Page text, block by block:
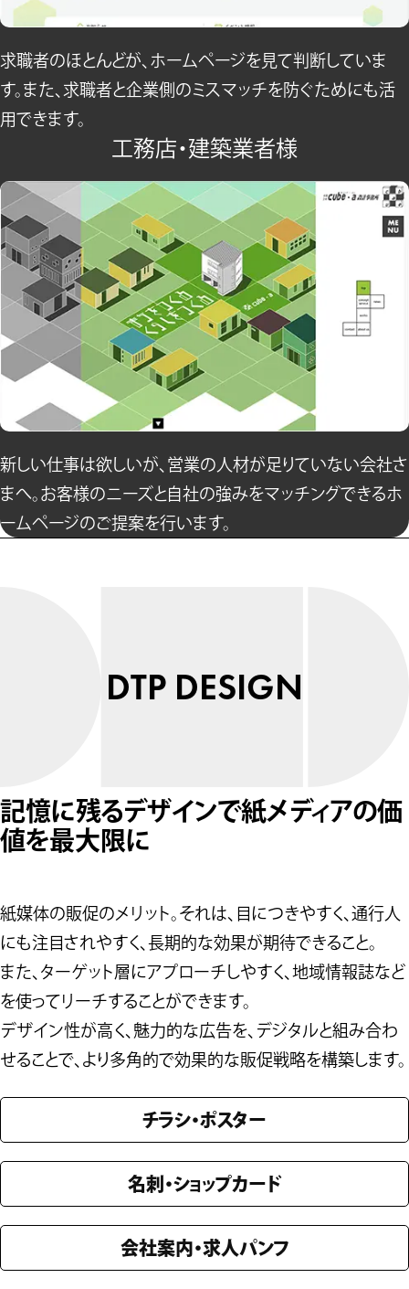
求職者のほとんどが、ホームページを見て判断していま
す。また、求職者と企業側のミスマッチを防ぐためにも活
用できます。
工務店・建築業者様
新しい仕事は欲しいが、営業の人材が足りていない会社さ
まへ。お客様のニーズと自社の強みをマッチングできるホ
ームページのご提案を行います。
DTP DESIGN
記憶に残るデザインで紙メディアの価
値を最大限に
紙媒体の販促のメリット。それは、目につきやすく、通行人
にも注目されやすく、長期的な効果が期待できること。
また、ターゲット層にアプローチしやすく、地域情報誌など
を使ってリーチすることができます。
デザイン性が高く、魅力的な広告を、デジタルと組み合わ
せることで、より多角的で効果的な販促戦略を構築します。
チラシ・ポスター
名刺・ショップカード
会社案内・求人パンフ